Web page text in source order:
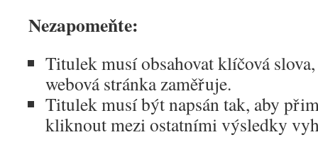
Nezapomeňte:
Titulek musí obsahovat klíčová slova,
webová stránka zaměřuje.
Titulek musí být napsán tak, aby
kliknout mezi ostatními výsledky